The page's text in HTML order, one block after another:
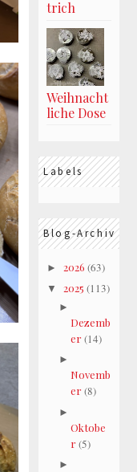
trich
Weihnacht
liche Dose
Labels
Blog-Archiv
► 2026 (63)
▼ 2025 (113)
►
Dezemb
er(14)
►
Novemb
er(8)
►
Oktobe
r(5)
►